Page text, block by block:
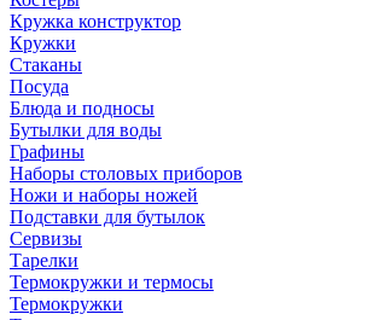
Кружка конструктор
Кружки
Стаканы
Посуда
Блюда и подносы
Бутылки для воды
Графины
Наборы столовых приборов
Ножи и наборы ножей
Подставки для бутылок
Сервизы
Тарелки
Термокружки и термосы
Термокружки